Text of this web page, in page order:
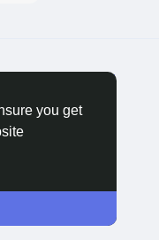
you get
Refund Policy